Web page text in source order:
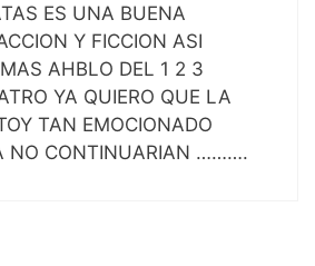
ES UNA BUENA
Y FICCION ASI
AHBLO DEL 1 2 3
YA QUIERO QUE LA
TAN EMOCIONADO
NO CONTINUARIAN ……….